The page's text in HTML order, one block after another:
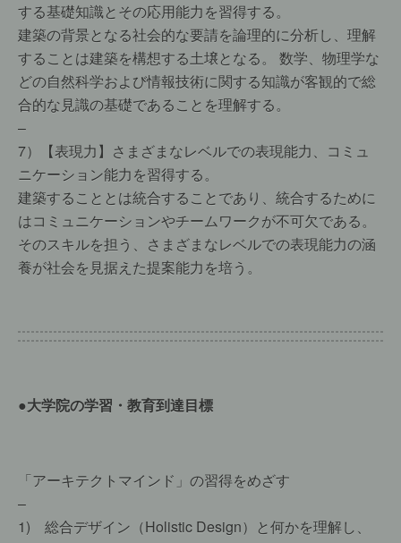
する基礎知識とその応用能力を習得する。
建築の背景となる社会的な要請を論理的に分析し、理解
することは建築を構想する土壌となる。 数学、物理学な
どの自然科学および情報技術に関する知識が客観的で総
合的な見識の基礎であることを理解する。
–
7）【表現力】さまざまなレベルでの表現能力、コミュ
ニケーション能力を習得する。
建築することとは統合することであり、統合するために
はコミュニケーションやチームワークが不可欠である。
そのスキルを担う、さまざまなレベルでの表現能力の涵
養が社会を見据えた提案能力を培う。
●大学院の学習・教育到達目標
「アーキテクトマインド」の習得をめざす
–
1) 総合デザイン（Holistic Design）と何かを理解し、